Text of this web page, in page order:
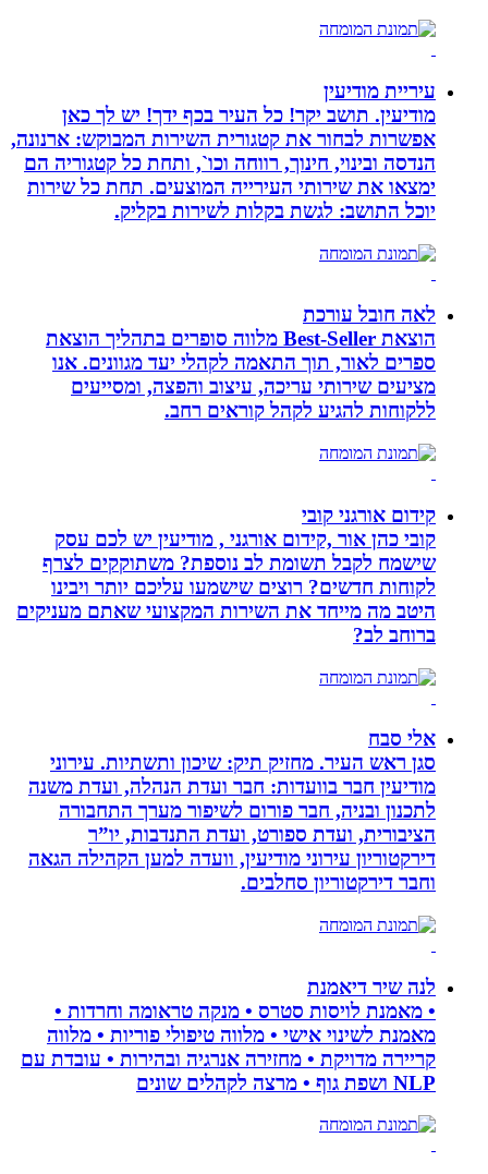
עיריית מודיעין
מודיעין. תושב יקר! כל העיר בכף ידך! יש לך כאן
אפשרות לבחור את קטגורית השירות המבוקש: ארנונה,
הנדסה ובינוי, חינוך, רווחה וכו`, ותחת כל קטגוריה הם
ימצאו את שירותי העירייה המוצעים. תחת כל שירות
יוכל התושב: לגשת בקלות לשירות בקליק.
לאה חובל עורכת
הוצאת Best-Seller מלווה סופרים בתהליך הוצאת
ספרים לאור, תוך התאמה לקהלי יעד מגוונים. אנו
מציעים שירותי עריכה, עיצוב והפצה, ומסייעים
ללקוחות להגיע לקהל קוראים רחב.
קידום אורגני קובי
קובי כהן אור ,קידום אורגני , מודיעין יש לכם עסק
שישמח לקבל תשומת לב נוספת? משתוקקים לצרף
לקוחות חדשים? רוצים שישמעו עליכם יותר ויבינו
היטב מה מייחד את השירות המקצועי שאתם מעניקים
ברוחב לב?
אלי סבח
סגן ראש העיר. מחזיק תיק: שיכון ותשתיות. עירוני
מודיעין חבר בוועדות: חבר ועדת הנהלה, ועדת משנה
לתכנון ובניה, חבר פורום לשיפור מערך התחבורה
הציבורית, ועדת ספורט, ועדת התנדבות, יו”ר
דירקטוריון עירוני מודיעין, וועדה למען הקהילה הגאה
וחבר דירקטוריון סחלבים.
לנה שיר דיאמנת
• מאמנת לויסות סטרס • מנקה טראומה וחרדות •
מאמנת לשינוי אישי • מלווה טיפולי פוריות • מלווה
קריירה מדויקת • מחזירה אנרגיה ובהירות • עובדת עם
NLP ושפת גוף • מרצה לקהלים שונים